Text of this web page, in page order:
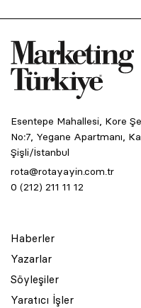
Esentepe Mahallesi, Kore
No:7, Yegane Apartmanı,
Şişli/İstanbul
rota@rotayayin.com.tr
0 (212) 211 11 12
Haberler
Yazarlar
Söyleşiler
Yaratıcı İşler